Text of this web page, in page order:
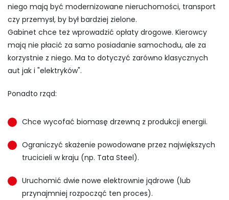
niego mają być modernizowane nieruchomości, transport
czy przemysł, by był bardziej zielone.
Gabinet chce też wprowadzić opłaty drogowe. Kierowcy
mają nie płacić za samo posiadanie samochodu, ale za
korzystnie z niego. Ma to dotyczyć zarówno klasycznych
aut jak i "elektryków".
Ponadto rząd:
Chce wycofać biomasę drzewną z produkcji energii.
Ograniczyć skażenie powodowane przez największych
trucicieli w kraju (np. Tata Steel).
Uruchomić dwie nowe elektrownie jądrowe (lub
przynajmniej rozpocząć ten proces).